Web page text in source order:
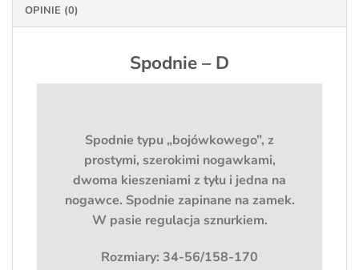
OPINIE (0)
Spodnie – D
Spodnie typu „bojówkowego”, z
prostymi, szerokimi nogawkami,
dwoma kieszeniami z tyłu i jedna na
nogawce. Spodnie zapinane na zamek.
W pasie regulacja sznurkiem.
Rozmiary: 34-56/158-170